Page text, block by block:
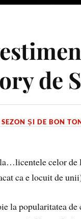
de
ȘI DE BON
celor de
ca e locuit de
la popularitatea de